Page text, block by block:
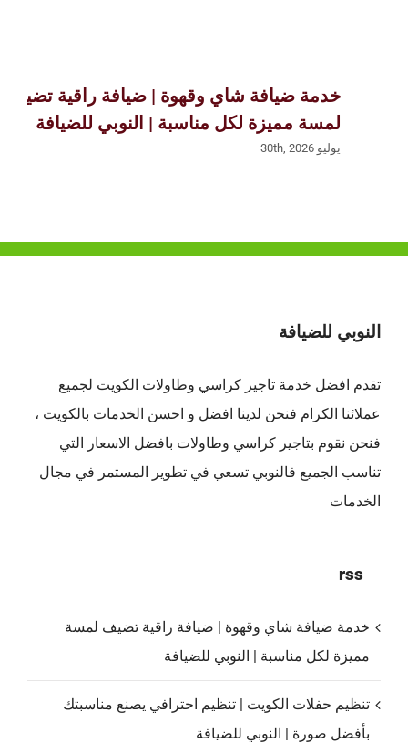
خدمة ضيافة شاي وقهوة | ضيافة راقية تضيف
لمسة مميزة لكل مناسبة | النوبي للضيافة
يوليو 30th, 2026
النوبي للضيافة
تقدم افضل خدمة تاجير كراسي وطاولات الكويت لجميع
عملائنا الكرام فنحن لدينا افضل و احسن الخدمات بالكويت ،
فنحن نقوم بتاجير كراسي وطاولات بافضل الاسعار التي
تناسب الجميع فالنوبي تسعي في تطوير المستمر في مجال
الخدمات
rss
خدمة ضيافة شاي وقهوة | ضيافة راقية تضيف لمسة
مميزة لكل مناسبة | النوبي للضيافة
تنظيم حفلات الكويت | تنظيم احترافي يصنع مناسبتك
بأفضل صورة | النوبي للضيافة